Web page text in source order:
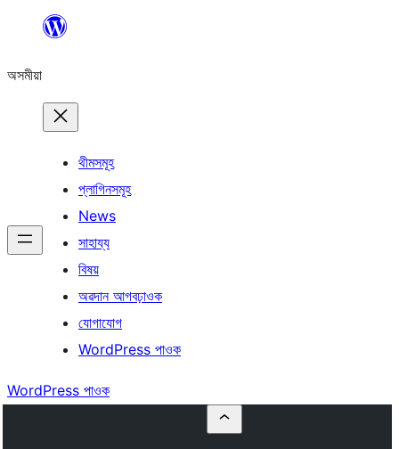
বিষয়বস্তুলৈ
অসমীয়া
থীমসমূহ
প্লাগিনসমূহ
News
সাহায্য
বিষয়
অৱদান আগবঢ়াওক
যোগাযোগ
WordPress পাওক
WordPress পাওক